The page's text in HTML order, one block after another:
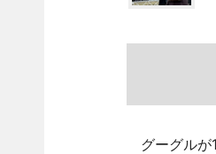
グーグルが